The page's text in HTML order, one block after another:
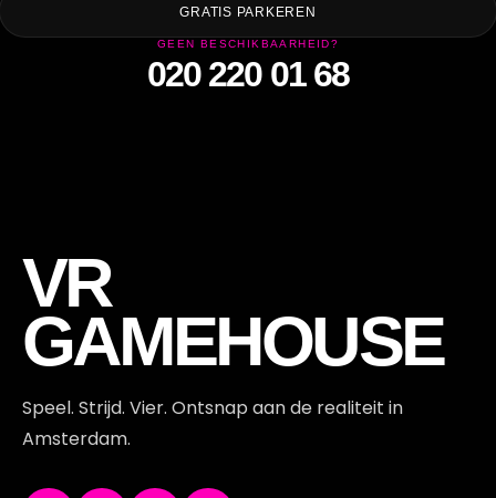
GRATIS PARKEREN
GEEN BESCHIKBAARHEID?
020 220 01 68
VR
GAMEHOUSE
Speel. Strijd. Vier. Ontsnap aan de realiteit in
Amsterdam.